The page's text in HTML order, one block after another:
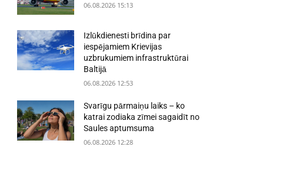
06.08.2026 15:13
Izlūkdienesti brīdina par
iespējamiem Krievijas
uzbrukumiem infrastruktūrai
Baltijā
06.08.2026 12:53
Svarīgu pārmaiņu laiks – ko
katrai zodiaka zīmei sagaidīt no
Saules aptumsuma
06.08.2026 12:28